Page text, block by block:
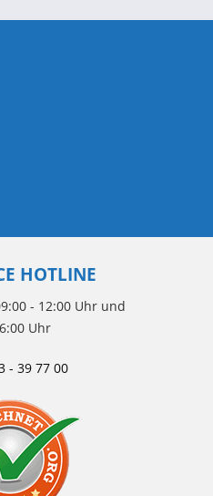
HOTLINE
- 12:00 Uhr und
Uhr
- 39 77 00